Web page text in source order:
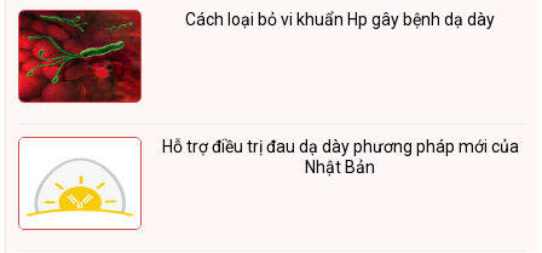
Cách loại bỏ vi khuẩn Hp gây bệnh dạ dày
Hỗ trợ điều trị đau dạ dày phương pháp mới của
Nhật Bản